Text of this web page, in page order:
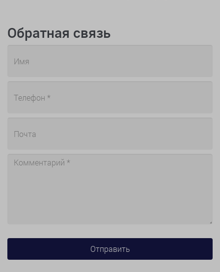
Обратная связь